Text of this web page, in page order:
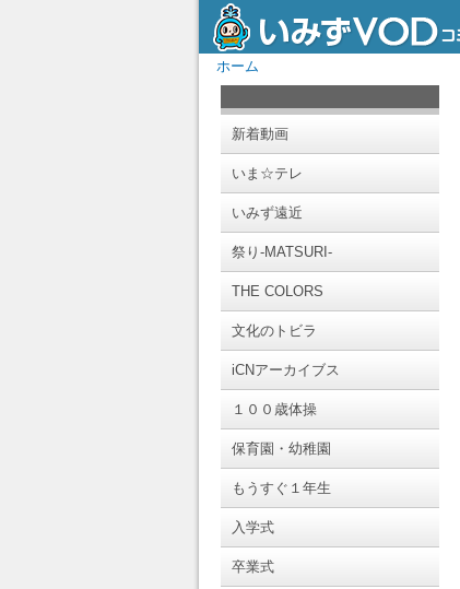
ホーム
新着動画
いま☆テレ
いみず遠近
祭り-MATSURI-
THE COLORS
文化のトビラ
iCNアーカイブス
１００歳体操
保育園・幼稚園
もうすぐ１年生
入学式
卒業式